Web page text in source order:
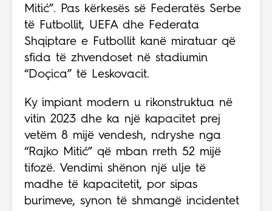
Mitić”. Pas kërkesës së Federatës Serbe
të Futbollit, UEFA dhe Federata
Shqiptare e Futbollit kanë miratuar që
sfida të zhvendoset në stadiumin
“Doçica” të Leskovacit.
Ky impiant modern u rikonstruktua në
vitin 2023 dhe ka një kapacitet prej
vetëm 8 mijë vendesh, ndryshe nga
“Rajko Mitić” që mban rreth 52 mijë
tifozë. Vendimi shënon një ulje të
madhe të kapacitetit, por sipas
burimeve, synon të shmangë incidentet